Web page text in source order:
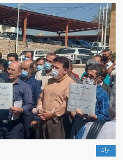
ايران